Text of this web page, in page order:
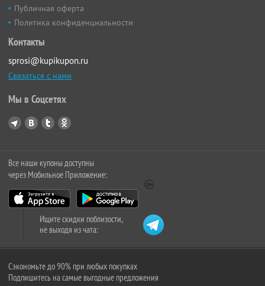
Публичная оферта
Политика конфиденциальности
Контакты
sprosi@kupikupon.ru
Связаться с нами
Мы в Соцсетях
Все наши купоны доступны
через Мобильное Приложение:
Ищите скидки поблизости,
не выходя из чата:
Сэкономьте до 90% при любых покупках
Подпишитесь на самые выгодные предложения